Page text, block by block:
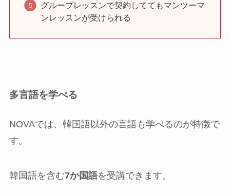
グループレッスンで契約しててもマンツーマ
ンレッスンが受けられる
多言語を学べる
NOVAでは、韓国語以外の言語も学べるのが特徴で
す。
韓国語を含む7か国語を受講できます。